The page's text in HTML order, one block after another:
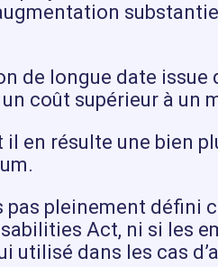
de longue date
coût supérieur à un
en résulte une bien
pleinement défini
Act, ni si les
utilisé dans les cas